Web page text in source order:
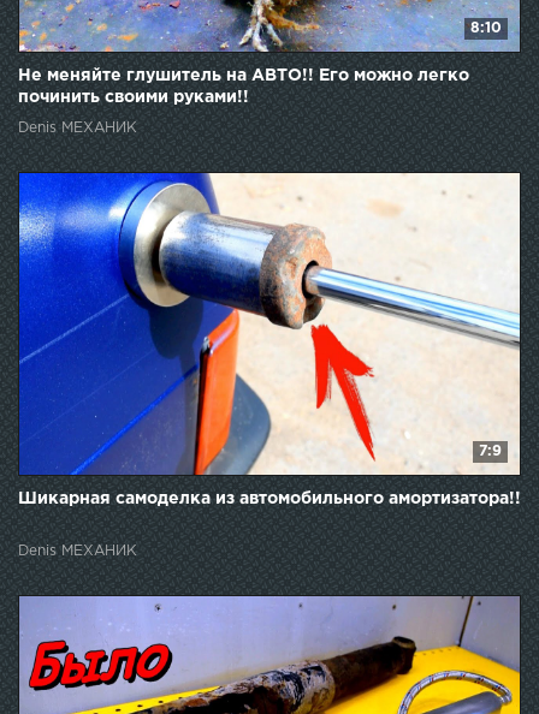
8:10
Не меняйте глушитель на АВТО!! Его можно легко
починить своими руками!!
Denis МЕХАНИК
7:9
Шикарная самоделка из автомобильного амортизатора!!
Denis МЕХАНИК